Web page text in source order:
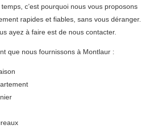
c’est pourquoi nous vous proposons
rapides et fiables, sans vous déranger.
ayez à faire est de nous contacter.
que nous fournissons à Montlaur :